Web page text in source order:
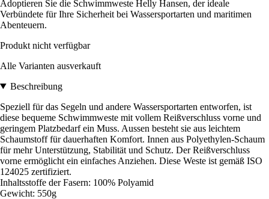
Adoptieren Sie die Schwimmweste Helly Hansen, der ideale
Verbündete für Ihre Sicherheit bei Wassersportarten und maritimen
Abenteuern.
Produkt nicht verfügbar
Alle Varianten ausverkauft
Beschreibung
Speziell für das Segeln und andere Wassersportarten entworfen, ist
diese bequeme Schwimmweste mit vollem Reißverschluss vorne und
geringem Platzbedarf ein Muss. Aussen besteht sie aus leichtem
Schaumstoff für dauerhaften Komfort. Innen aus Polyethylen-Schaum
für mehr Unterstützung, Stabilität und Schutz. Der Reißverschluss
vorne ermöglicht ein einfaches Anziehen. Diese Weste ist gemäß ISO
124025 zertifiziert.
Inhaltsstoffe der Fasern: 100% Polyamid
Gewicht: 550g